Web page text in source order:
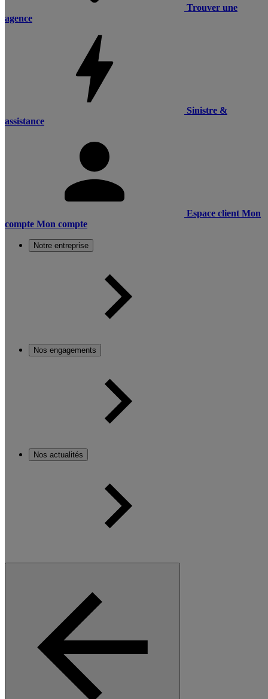
Trouver une
agence
Sinistre &
assistance
Espace client Mon
compte Mon compte
Notre entreprise
Nos engagements
Nos actualités